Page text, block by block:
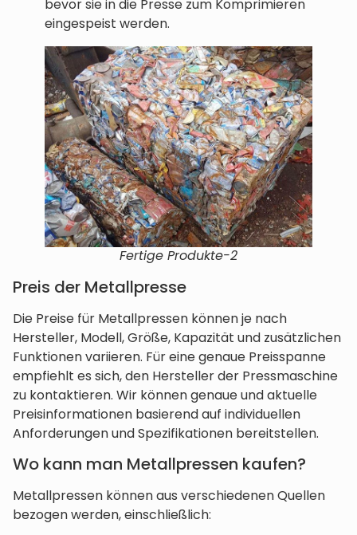
bevor sie in die Presse zum Komprimieren
eingespeist werden.
Fertige Produkte-2
Preis der Metallpresse
Die Preise für Metallpressen können je nach
Hersteller, Modell, Größe, Kapazität und zusätzlichen
Funktionen variieren. Für eine genaue Preisspanne
empfiehlt es sich, den Hersteller der Pressmaschine
zu kontaktieren. Wir können genaue und aktuelle
Preisinformationen basierend auf individuellen
Anforderungen und Spezifikationen bereitstellen.
Wo kann man Metallpressen kaufen?
Metallpressen können aus verschiedenen Quellen
bezogen werden, einschließlich: